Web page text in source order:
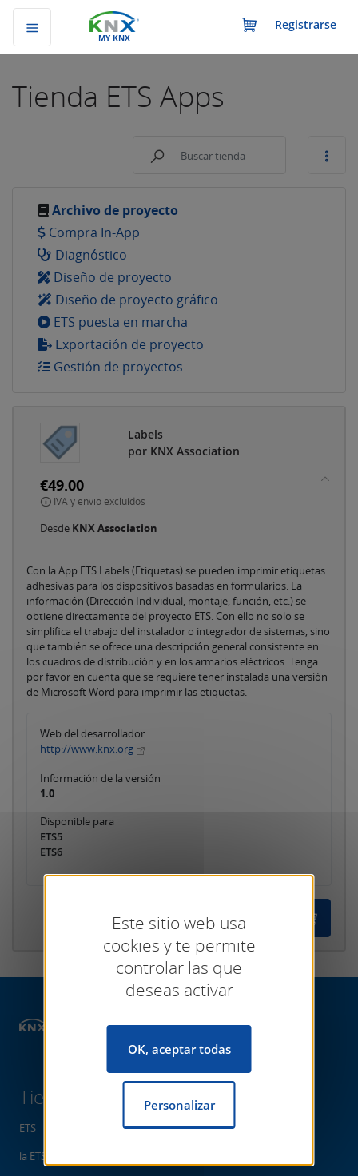
MY KNX
Registrarse
Tienda ETS Apps
Archivo de proyecto
Compra In-App
Diagnóstico
Diseño de proyecto
Diseño de proyecto gráfico
ETS puesta en marcha
Exportación de proyecto
Gestión de proyectos
Labels
por KNX Association
€49.00
IVA y envío excluidos
Desde KNX Association
Con la App ETS Labels (Etiquetas) se pueden imprimir etiquetas
adhesivas para los dispositivos basadas en formularios. La
información (Dirección Individual, montaje, función, etc.) se
obtiene directamente del proyecto ETS. Con ello no solo se
simplifica el trabajo del instalador o integrador de sistemas, sino
que también se ofrece una descripción general consistente en
los cuadros de distribución y en los armarios eléctricos. Tenga
por favor en cuenta que se requiere tener instalada una versión
de Microsoft Word para imprimir las etiquetas.
Web del desarrollador
http://www.knx.org
Información de la versión
1.0
Disponible para
ETS5
ETS6
ETS Apps Archivo de proyecto
Tienda
ETS
la ETS App
Este sitio web usa
cookies y te permite
controlar las que
deseas activar
OK, aceptar todas
Personalizar